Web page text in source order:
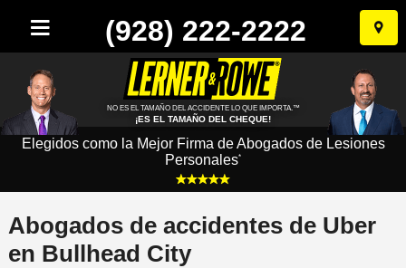
Ir
al
(928) 222-2222
NO ES EL TAMAÑO DEL ACCIDENTE LO QUE IMPORTA.™
¡ES EL TAMAÑO DEL CHEQUE!
Elegidos como la Mejor Firma de Abogados de Lesiones
Personales*
Abogados de accidentes de Uber
en Bullhead City